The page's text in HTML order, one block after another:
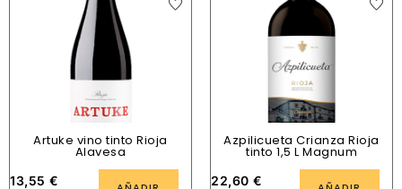
Artuke vino tinto Rioja
Alavesa
13,55 €
Azpilicueta Crianza Rioja
tinto 1,5 L Magnum
22,60 €